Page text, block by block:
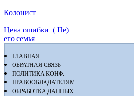
Колонист
Цена ошибки. ( Не)
его семья
ГЛАВНАЯ
ОБРАТНАЯ СВЯЗЬ
ПОЛИТИКА КОНФ.
ПРАВООБЛАДАТЕЛЯМ
ОБРАБОТКА ДАННЫХ